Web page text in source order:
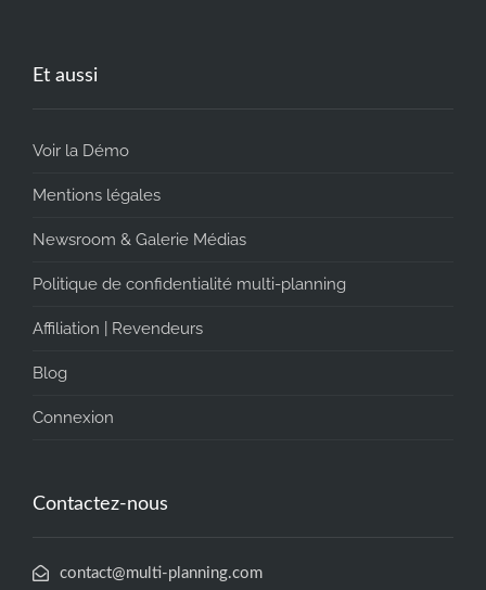
Et aussi
Voir la Démo
Mentions légales
Newsroom & Galerie Médias
Politique de confidentialité multi-planning
Affiliation | Revendeurs
Blog
Connexion
Contactez-nous
contact@multi-planning.com